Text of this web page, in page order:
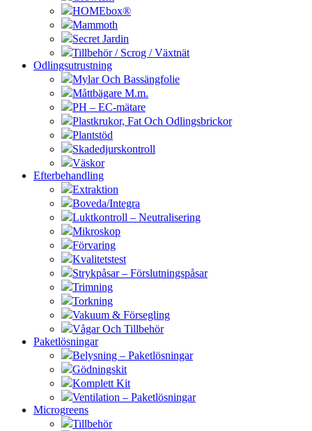
HOMEbox®
Mammoth
Secret Jardin
Tillbehör / Scrog / Växtnät
Odlingsutrustning
Mylar Och Bassängfolie
Måttbägare M.m.
PH – EC-mätare
Plastkrukor, Fat Och Odlingsbrickor
Plantstöd
Skadedjurskontroll
Väskor
Efterbehandling
Extraktion
Boveda/Integra
Luktkontroll – Neutralisering
Mikroskop
Förvaring
Kvalitetstest
Strykpåsar – Förslutningspåsar
Trimning
Torkning
Vakuum & Försegling
Vågar Och Tillbehör
Paketlösningar
Belysning – Paketlösningar
Gödningskit
Komplett Kit
Ventilation – Paketlösningar
Microgreens
Tillbehör